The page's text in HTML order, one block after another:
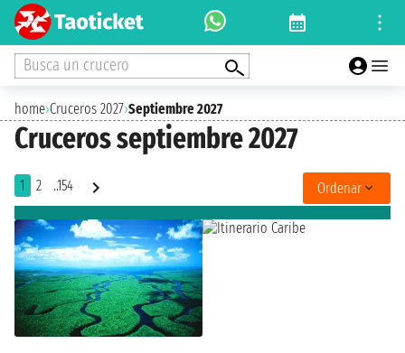
Busca un crucero
home›Cruceros 2027›Septiembre 2027
Cruceros septiembre 2027
1 2 ..154 Ordenar